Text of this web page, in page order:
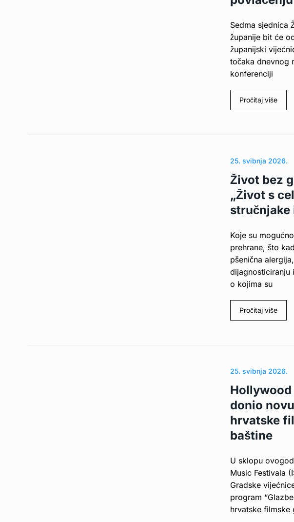
Sedma sjednica
županije bit će
županijski
točaka dnevnog
konferenciji
Pročitaj više
25. svibnja 2026.
Život bez
„Život s
stručnjake
Koje su
prehrane, što
pšenična
dijagnosticiranju
o kojima su
Pročitaj više
25. svibnja 2026.
donio
hrvatske
baštine
U sklopu
Music Festivala
Gradske
program
hrvatske filmske